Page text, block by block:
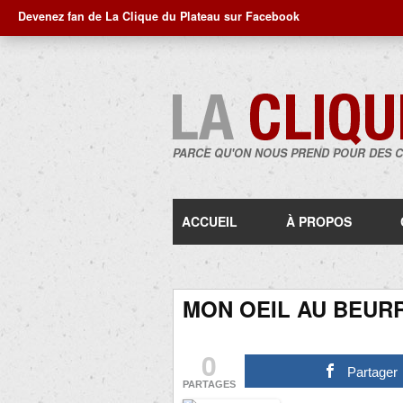
Devenez fan de La Clique du Plateau sur Facebook
PARCE QU'ON NOUS PREND POUR DES
ACCUEIL À PROPOS
MON OEIL AU
0
PARTAGES
Partager